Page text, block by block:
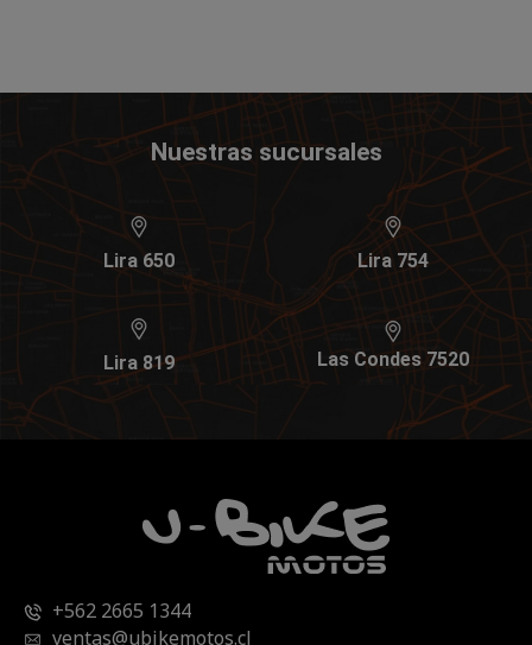
Nuestras sucursales
Lira 650 Lira 754
Lira 819 Las Condes 7520
+562 2665 1344
ventas@ubikemotos.cl